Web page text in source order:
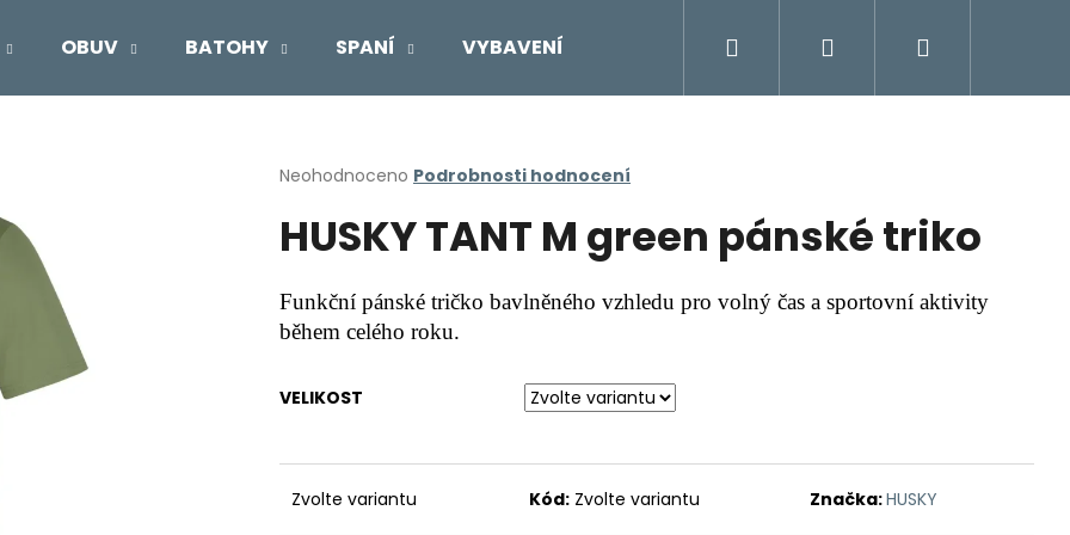
OBUV BATOHY SPANÍ VYBAVENÍ Moje objednávka
Přihlášení
Průměrné
produktu
je
z
5
hvězdiček.
Neohodnoceno Podrobnosti hodnocení
HUSKY TANT M green pánské triko
Funkční pánské tričko bavlněného vzhledu pro volný čas a sportovní aktivity
během celého roku.
VELIKOST
Zvolte variantu Kód: Zvolte variantu Značka:HUSKY
HLEDAT